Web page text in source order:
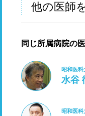
他の医師
同じ所属病院の
昭和医
水谷
昭和医